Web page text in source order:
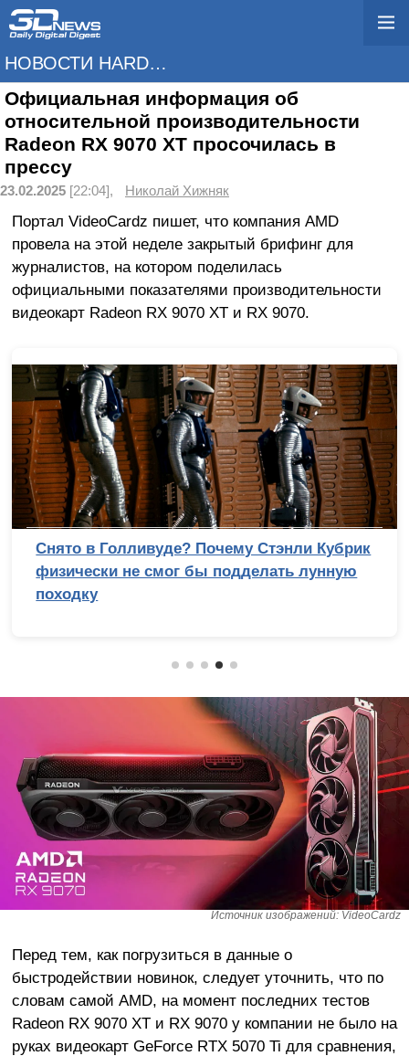
НОВОСТИ HARDWARE
Официальная информация об
относительной производительности
Radeon RX 9070 XT просочилась в
прессу
23.02.2025 [22:04], Николай Хижняк
Портал VideoCardz пишет, что компания AMD
провела на этой неделе закрытый брифинг для
журналистов, на котором поделилась
официальными показателями производительности
видеокарт Radeon RX 9070 XT и RX 9070.
Снято в Голливуде? Почему Стэнли Кубрик
физически не смог бы подделать лунную
походку
Источник изображений: VideoCardz
Перед тем, как погрузиться в данные о
быстродействии новинок, следует уточнить, что по
словам самой AMD, на момент последних тестов
Radeon RX 9070 XT и RX 9070 у компании не было на
руках видеокарт GeForce RTX 5070 Ti для сравнения,